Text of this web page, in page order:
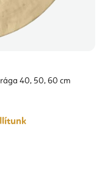
40, 50, 60 cm